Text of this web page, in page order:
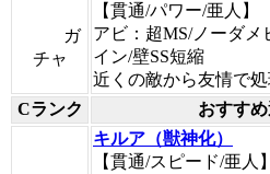
ガ
チャ
【貫通/パワー/亜人】
アビ：超MS/ノーダメ
イン/壁SS短縮
近くの敵から友情で処
Cランク
おすす
キルア（獣神化）
【貫通/スピード/亜人】